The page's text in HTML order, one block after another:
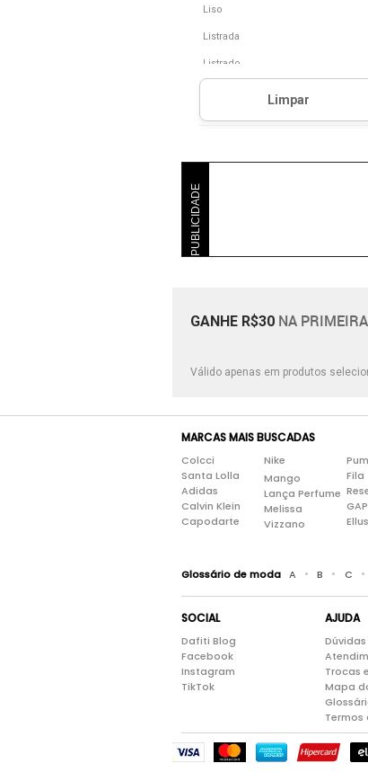
Liso
Listrada
Listrado
Sem Estampa
PUBLICIDADE
GANHE R$30 NA
Válido apenas em produtos
MARCAS MAIS BUSCADAS
Colcci
Santa Lolla
Adidas
Calvin Klein
Capodarte
Nike
Mango
Lança Perfume
Melissa
Vizzano
Fila
GAP
Ellus
Glossário de moda A • B • C •
SOCIAL
Dafiti Blog
Facebook
Instagram
TikTok
AJUDA
Trocas
Mapa
Termos